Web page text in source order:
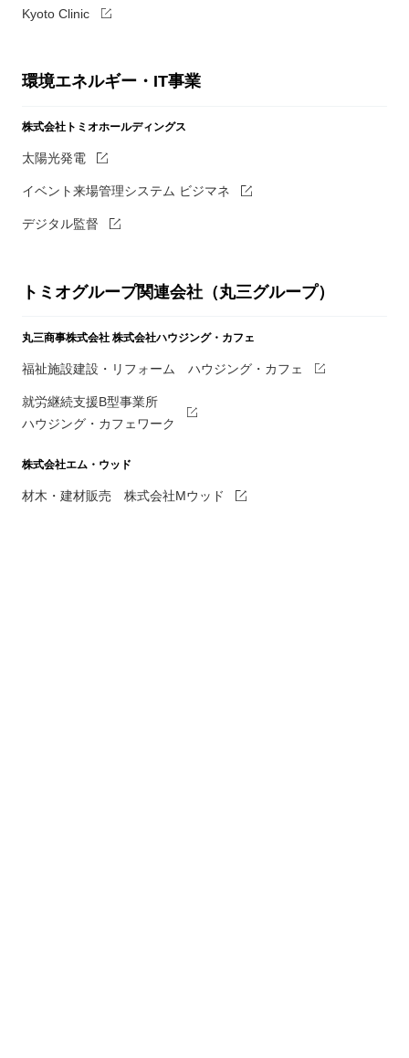
Kyoto Clinic
環境エネルギー・IT事業
株式会社トミオホールディングス
太陽光発電
イベント来場管理システム ビジマネ
デジタル監督
トミオグループ関連会社（丸三グループ）
丸三商事株式会社 株式会社ハウジング・カフェ
福祉施設建設・リフォーム ハウジング・カフェ
就労継続支援B型事業所
ハウジング・カフェワーク
株式会社エム・ウッド
材木・建材販売 株式会社Mウッド